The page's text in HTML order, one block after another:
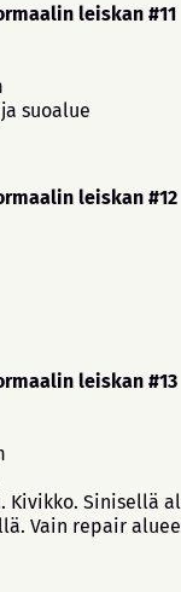
leiskan #11
suoalue
leiskan #12
leiskan #13
Kivikko. Sinisellä
Vain repair